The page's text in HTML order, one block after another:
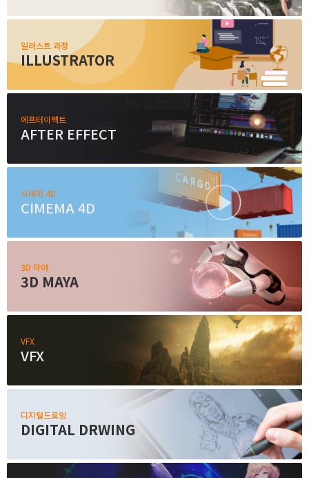
커뮤니티
취업지원센터
고객상담센터
지점별 홈페이지
일러스트 과정
ILLUSTRATOR
에프터이펙트
AFTER EFFECT
시네마 4D
CIMEMA 4D
3D 마야
3D MAYA
VFX
VFX
디지털드로잉
DIGITAL DRWING